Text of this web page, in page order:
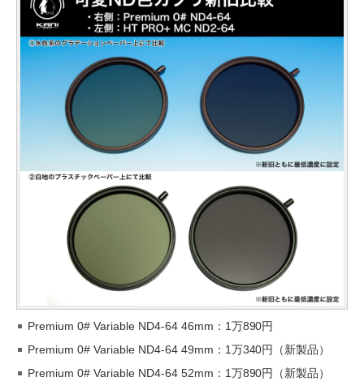
Premium 0# Variable ND4-64 46mm：1万890円
Premium 0# Variable ND4-64 49mm：1万340円（新製品）
Premium 0# Variable ND4-64 52mm：1万890円（新製品）